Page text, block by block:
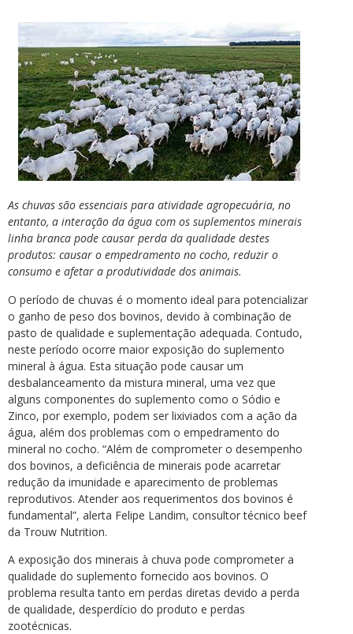
As chuvas são essenciais para atividade agropecuária, no
entanto, a interação da água com os suplementos minerais
linha branca pode causar perda da qualidade destes
produtos: causar o empedramento no cocho, reduzir o
consumo e afetar a produtividade dos animais.
O período de chuvas é o momento ideal para potencializar
o ganho de peso dos bovinos, devido à combinação de
pasto de qualidade e suplementação adequada. Contudo,
neste período ocorre maior exposição do suplemento
mineral à água. Esta situação pode causar um
desbalanceamento da mistura mineral, uma vez que
alguns componentes do suplemento como o Sódio e
Zinco, por exemplo, podem ser lixiviados com a ação da
água, além dos problemas com o empedramento do
mineral no cocho. “Além de comprometer o desempenho
dos bovinos, a deficiência de minerais pode acarretar
redução da imunidade e aparecimento de problemas
reprodutivos. Atender aos requerimentos dos bovinos é
fundamental”, alerta Felipe Landim, consultor técnico beef
da Trouw Nutrition.
A exposição dos minerais à chuva pode comprometer a
qualidade do suplemento fornecido aos bovinos. O
problema resulta tanto em perdas diretas devido a perda
de qualidade, desperdício do produto e perdas
zootécnicas.